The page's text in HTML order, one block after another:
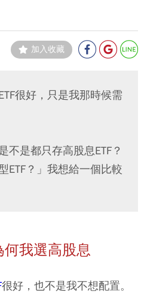
加入收藏
很好，只是我那時候需
不是都只存高股息ETF？
ETF？」我想給一個比較
我選高股息
很好，也不是我不想配置。